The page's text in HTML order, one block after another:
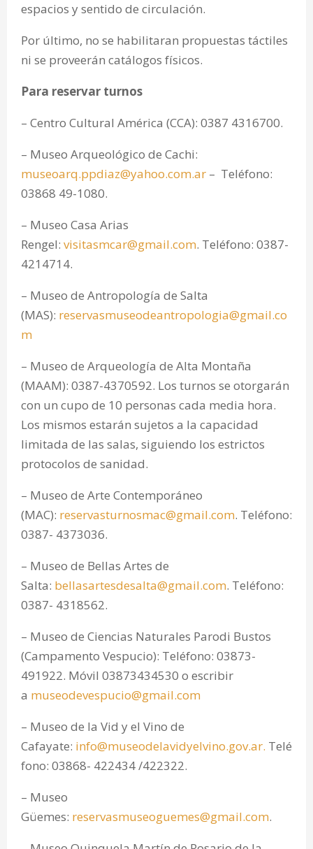
espacios y sentido de circulación.
Por último, no se habilitaran propuestas táctiles
ni se proveerán catálogos físicos.
Para reservar turnos
– Centro Cultural América (CCA): 0387 4316700.
– Museo Arqueológico de Cachi:
museoarq.ppdiaz@yahoo.com.ar – Teléfono:
03868 49-1080.
– Museo Casa Arias
Rengel: visitasmcar@gmail.com. Teléfono: 0387-
4214714.
– Museo de Antropología de Salta
(MAS): reservasmuseodeantropologia@gmail.co
m
– Museo de Arqueología de Alta Montaña
(MAAM): 0387-4370592. Los turnos se otorgarán
con un cupo de 10 personas cada media hora.
Los mismos estarán sujetos a la capacidad
limitada de las salas, siguiendo los estrictos
protocolos de sanidad.
– Museo de Arte Contemporáneo
(MAC): reservasturnosmac@gmail.com. Teléfono:
0387- 4373036.
– Museo de Bellas Artes de
Salta: bellasartesdesalta@gmail.com. Teléfono:
0387- 4318562.
– Museo de Ciencias Naturales Parodi Bustos
(Campamento Vespucio): Teléfono: 03873-
491922. Móvil 03873434530 o escribir
a museodevespucio@gmail.com
– Museo de la Vid y el Vino de
Cafayate: info@museodelavidyelvino.gov.ar. Telé
fono: 03868- 422434 /422322.
– Museo
Güemes: reservasmuseoguemes@gmail.com.